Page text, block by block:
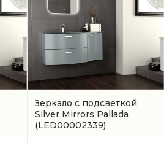
Зеркало с подсветкой
Silver Mirrors Pallada
(LED00002339)